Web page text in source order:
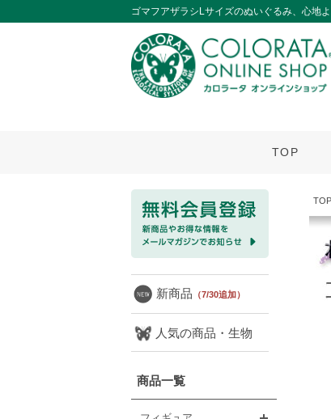
ゴマフアザラシLサイズのぬいぐるみ、心地
TOP
新商品 （7/30追加）
人気の商品・生物
商品一覧
TOP